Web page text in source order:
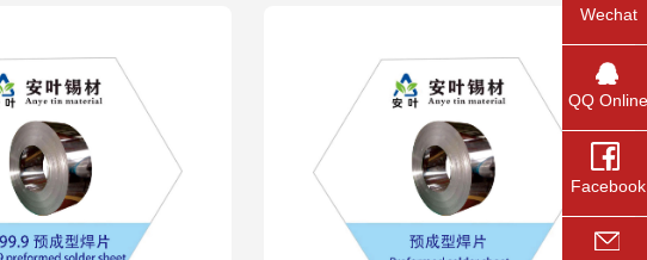
Wechat
QQ Online
Facebook